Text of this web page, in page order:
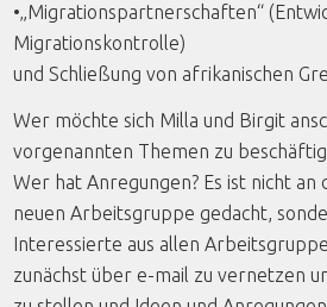
•„Migrationspartnerschaften“
Migrationskontrolle)
und Schließung von afrikanischen
Wer möchte sich Milla und Birgit
vorgenannten Themen zu
Wer hat Anregungen? Es ist nicht an
neuen Arbeitsgruppe gedacht,
Interessierte aus allen
zunächst über e-mail zu vernetzen